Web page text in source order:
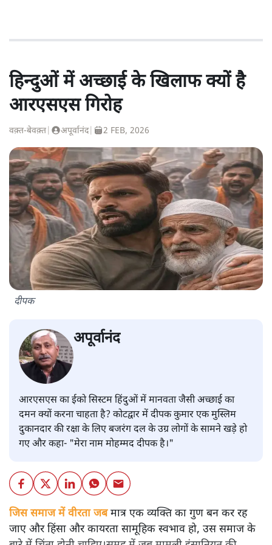
हिन्दुओं में अच्छाई के खिलाफ क्यों है
आरएसएस गिरोह
वक़्त-बेवक़्त अपूर्वानंद| 2 FEB, 2026
दीपक
अपूर्वानंद
आरएसएस का ईको सिस्टम हिंदुओं में मानवता जैसी अच्छाई का
दमन क्यों करना चाहता है? कोटद्वार में दीपक कुमार एक मुस्लिम
दुकानदार की रक्षा के लिए बजरंग दल के उग्र लोगों के सामने खड़े हो
गए और कहा- "मेरा नाम मोहम्मद दीपक है।"
जिस समाज में वीरता जबमात्र एक व्यक्ति का गुण बन कर रह
जाए और हिंसा और कायरता सामूहिक स्वभाव हो, उस समाज के